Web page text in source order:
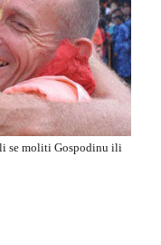
li se moliti Gospodinu ili